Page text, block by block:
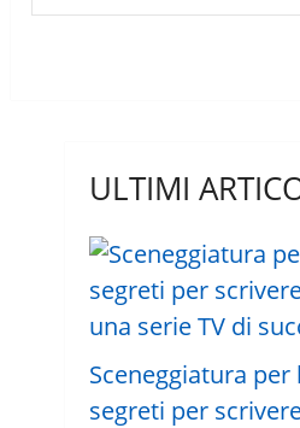
ULTIMI
Sceneggiatura per
segreti per